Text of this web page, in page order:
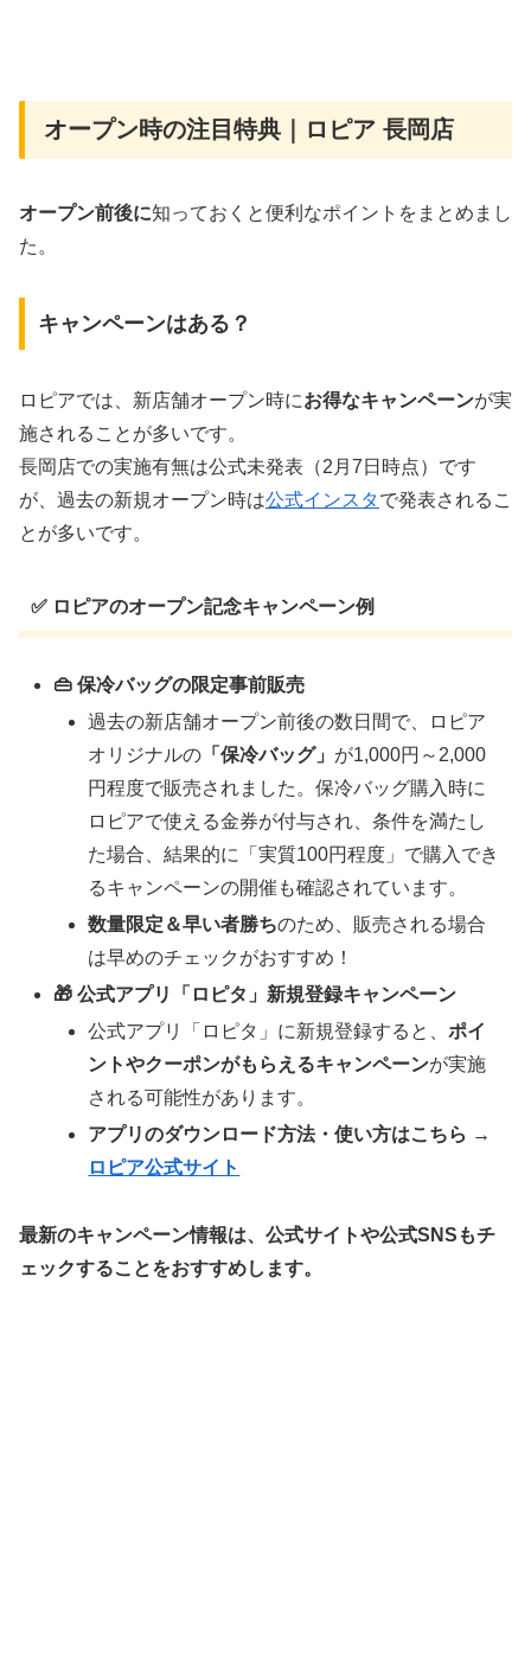
オープン時の注目特典｜ロピア 長岡店
オープン前後に知っておくと便利なポイントをまとめまし
た。
キャンペーンはある？
ロピアでは、新店舗オープン時にお得なキャンペーンが実
施されることが多いです。
長岡店での実施有無は公式未発表（2月7日時点）です
が、過去の新規オープン時は公式インスタで発表されるこ
とが多いです。
✅ ロピアのオープン記念キャンペーン例
👜 保冷バッグの限定事前販売
過去の新店舗オープン前後の数日間で、ロピア
オリジナルの 「保冷バッグ」 が1,000円～2,000
円程度で販売されました。保冷バッグ購入時に
ロピアで使える金券が付与され、条件を満たし
た場合、結果的に「実質100円程度」で購入でき
るキャンペーンの開催も確認されています。
数量限定＆早い者勝ちのため、販売される場合
は早めのチェックがおすすめ！
🎁 公式アプリ「ロピタ」新規登録キャンペーン
公式アプリ「ロピタ」に新規登録すると、ポイ
ントやクーポンがもらえるキャンペーンが実施
される可能性があります。
アプリのダウンロード方法・使い方はこちら →
ロピア公式サイト
最新のキャンペーン情報は、公式サイトや公式SNSもチ
ェックすることをおすすめします。